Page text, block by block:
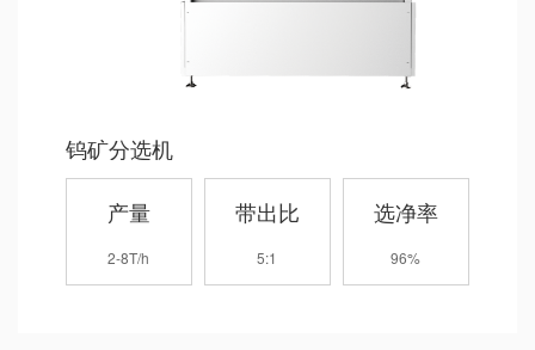
钨矿分选机
产量
2-8T/h
带出比
5:1
选净率
96%